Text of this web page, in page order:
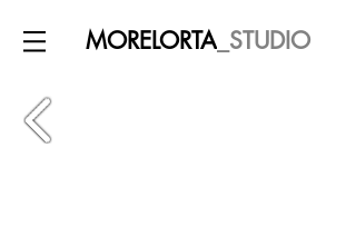
MORELORTA _STUDIO